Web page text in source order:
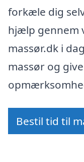
forkæle dig
hjælp gennem
massør.dk i
massør og
Bestil tid til